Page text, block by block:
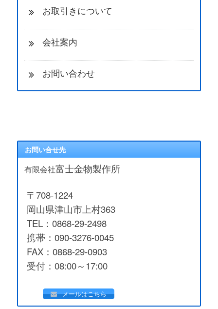
お取引きについて
会社案内
お問い合わせ
お問い合せ先
有限会社富士金物製作所
〒708-1224
岡山県津山市上村363
TEL：0868-29-2498
携帯：090-3276-0045
FAX：0868-29-0903
受付：08:00～17:00
メールはこちら